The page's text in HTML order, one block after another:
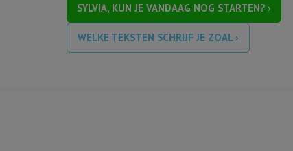
SYLVIA, KUN JE VANDAAG NOG STARTEN? ›
WELKE TEKSTEN SCHRIJF JE ZOAL ›